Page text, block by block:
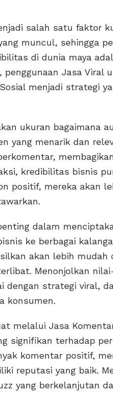
salah satu faktor
muncul, sehingga
di dunia maya
Jasa Viral
menjadi strategi
ukuran bagaimana
yang menarik dan
kredibilitas bisnis
positif, mereka akan
dalam
ke berbagai
akan lebih mudah
Menonjolkan
dengan strategi viral,
konsumen.
melalui Jasa
signifikan terhadap
komentar positif,
reputasi yang baik.
yang berkelanjutan